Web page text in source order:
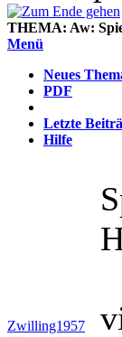
THEMA: Aw:
Menü
Neues
PDF
Letzte
Hilfe
Zwilling1957